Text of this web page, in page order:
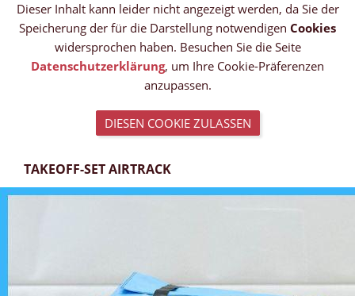
Dieser Inhalt kann leider nicht angezeigt werden, da Sie der
Speicherung der für die Darstellung notwendigen Cookies
widersprochen haben. Besuchen Sie die Seite
Datenschutzerklärung, um Ihre Cookie-Präferenzen
anzupassen.
DIESEN COOKIE ZULASSEN
TAKEOFF-SET AIRTRACK